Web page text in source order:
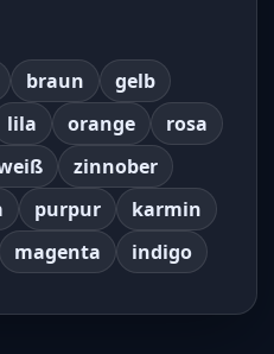
braun
gelb
lila orange
rosa
zinnober
purpur
karmin
magenta indigo